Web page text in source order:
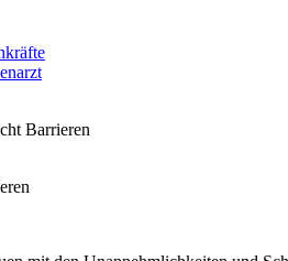
Barrieren